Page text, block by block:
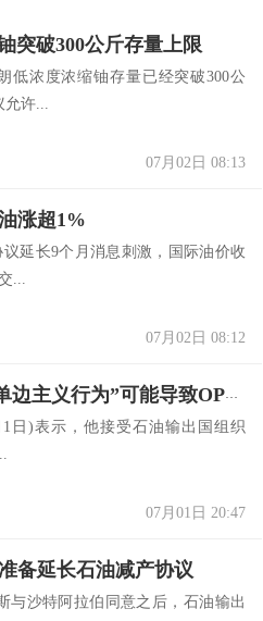
突破300公斤存量上限
浓度浓缩铀存量已经突破300公
允许...
07月02日 08:13
涨超1%
延长9个月消息刺激，国际油价收
...
07月02日 08:12
伊朗接受石油减产 但警告“单边主义行为”可能导致OPEC解体
)表示，他接受石油输出国组织
07月01日 20:47
备延长石油减产协议
沙特阿拉伯同意之后，石油输出